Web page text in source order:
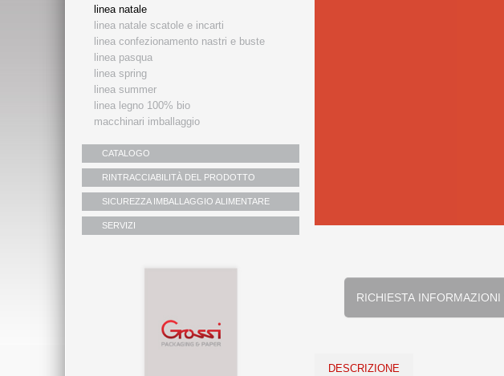
linea natale
linea natale scatole e incarti
linea confezionamento nastri e buste
linea pasqua
linea spring
linea summer
linea legno 100% bio
macchinari imballaggio
CATALOGO
RINTRACCIABILITÀ DEL PRODOTTO
SICUREZZA IMBALLAGGIO ALIMENTARE
SERVIZI
DESCRIZIONE